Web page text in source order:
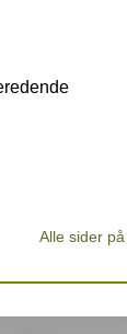
Alle sider